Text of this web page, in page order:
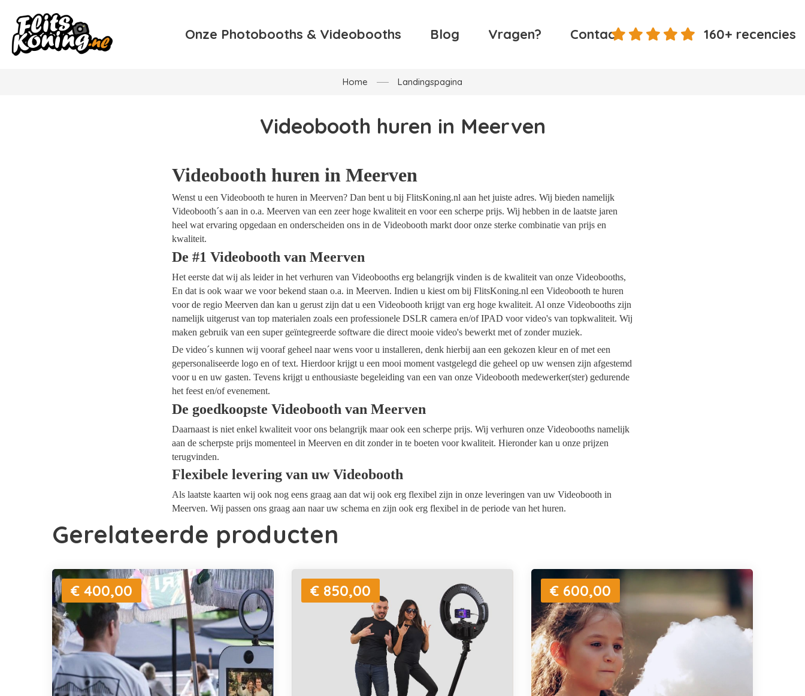
Onze Photobooths & Videobooths Blog Vragen? Contact 160+ recencies
Home Landingspagina
Videobooth huren in Meerven
Videobooth huren in Meerven
Wenst u een Videobooth te huren in Meerven? Dan bent u bij FlitsKoning.nl aan het juiste adres. Wij bieden namelijk
Videobooth´s aan in o.a. Meerven van een zeer hoge kwaliteit en voor een scherpe prijs. Wij hebben in de laatste jaren
heel wat ervaring opgedaan en onderscheiden ons in de Videobooth markt door onze sterke combinatie van prijs en
kwaliteit.
De #1 Videobooth van Meerven
Het eerste dat wij als leider in het verhuren van Videobooths erg belangrijk vinden is de kwaliteit van onze Videobooths,
En dat is ook waar we voor bekend staan o.a. in Meerven. Indien u kiest om bij FlitsKoning.nl een Videobooth te huren
voor de regio Meerven dan kan u gerust zijn dat u een Videobooth krijgt van erg hoge kwaliteit. Al onze Videobooths zijn
namelijk uitgerust van top materialen zoals een professionele DSLR camera en/of IPAD voor video's van topkwaliteit. Wij
maken gebruik van een super geïntegreerde software die direct mooie video's bewerkt met of zonder muziek.
De video´s kunnen wij vooraf geheel naar wens voor u installeren, denk hierbij aan een gekozen kleur en of met een
gepersonaliseerde logo en of text. Hierdoor krijgt u een mooi moment vastgelegd die geheel op uw wensen zijn afgestemd
voor u en uw gasten. Tevens krijgt u enthousiaste begeleiding van een van onze Videobooth medewerker(ster) gedurende
het feest en/of evenement.
De goedkoopste Videobooth van Meerven
Daarnaast is niet enkel kwaliteit voor ons belangrijk maar ook een scherpe prijs. Wij verhuren onze Videobooths namelijk
aan de scherpste prijs momenteel in Meerven en dit zonder in te boeten voor kwaliteit. Hieronder kan u onze prijzen
terugvinden.
Flexibele levering van uw Videobooth
Als laatste kaarten wij ook nog eens graag aan dat wij ook erg flexibel zijn in onze leveringen van uw Videobooth in
Meerven. Wij passen ons graag aan naar uw schema en zijn ook erg flexibel in de periode van het huren.
Gerelateerde producten
€ 400,00 € 850,00 € 600,00